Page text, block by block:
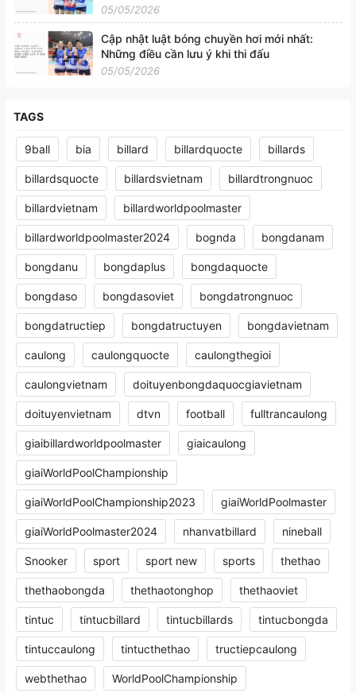
05/05/2026
Cập nhật luật bóng chuyền hơi mới nhất:
Những điều cần lưu ý khi thi đấu
05/05/2026
TAGS
9ball bia billard billardquocte billards
billardsquocte billardsvietnam billardtrongnuoc
billardvietnam billardworldpoolmaster
billardworldpoolmaster2024 bognda bongdanam
bongdanu bongdaplus bongdaquocte
bongdaso bongdasoviet bongdatrongnuoc
bongdatructiep bongdatructuyen bongdavietnam
caulong caulongquocte caulongthegioi
caulongvietnam doituyenbongdaquocgiavietnam
doituyenvietnam dtvn football fulltrancaulong
giaibillardworldpoolmaster giaicaulong
giaiWorldPoolChampionship
giaiWorldPoolChampionship2023 giaiWorldPoolmaster
giaiWorldPoolmaster2024 nhanvatbillard nineball
Snooker sport sport new sports thethao
thethaobongda thethaotonghop thethaoviet
tintuc tintucbillard tintucbillards tintucbongda
tintuccaulong tintucthethao tructiepcaulong
webthethao WorldPoolChampionship